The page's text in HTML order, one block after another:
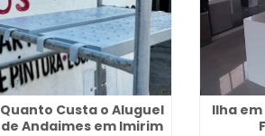
Quanto Custa o Aluguel
de Andaimes em Imirim
Ilha